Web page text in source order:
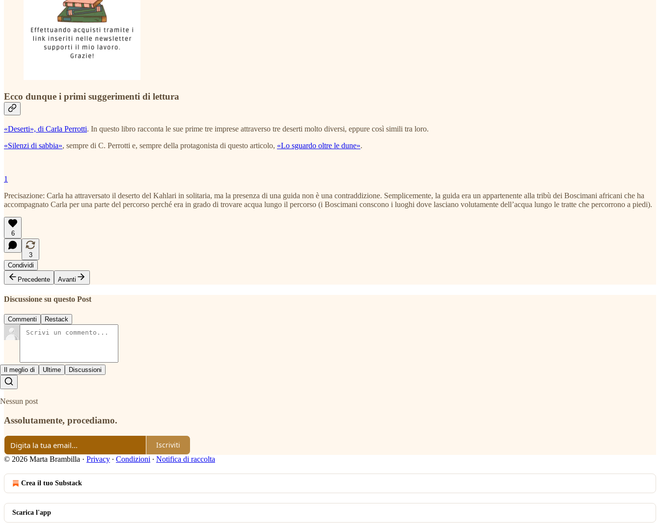
Ecco dunque i primi suggerimenti di lettura
«Deserti», di Carla Perrotti. In questo libro racconta le sue prime tre imprese attraverso tre deserti molto diversi, eppure così simili tra loro.
«Silenzi di sabbia», sempre di C. Perrotti e, sempre della protagonista di questo articolo, «Lo sguardo oltre le dune».
1
Precisazione: Carla ha attraversato il deserto del Kahlari in solitaria, ma la presenza di una guida non è una contraddizione. Semplicemente, la guida era un appartenente alla tribù dei Boscimani africani che ha
accompagnato Carla per una parte del percorso perché era in grado di trovare acqua lungo il percorso (i Boscimani conscono i luoghi dove lasciano volutamente dell’acqua lungo le tratte che percorrono a piedi).
6
3
Condividi
Precedente
Avanti
Discussione su questo Post
Commenti Restack
Il meglio di Ultime Discussioni
Nessun post
Assolutamente, procediamo.
Iscriviti
© 2026 Marta Brambilla · Privacy ∙ Condizioni ∙ Notifica di raccolta
Crea il tuo Substack
Scarica l'app